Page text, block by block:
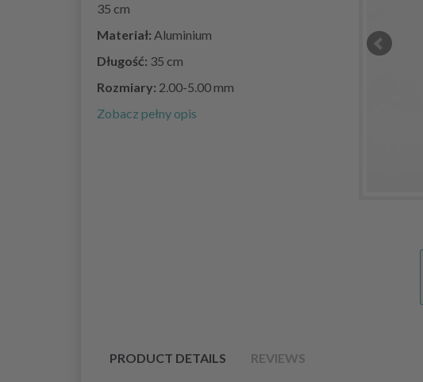
35 cm
Materiał: Aluminium
Długość: 35 cm
Rozmiary: 2.00-5.00 mm
Zobacz pełny opis
PRODUCT DETAILS REVIEWS